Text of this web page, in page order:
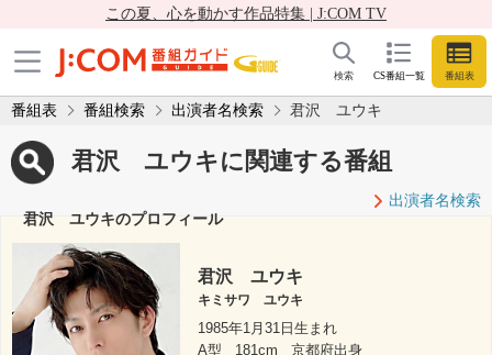
この夏、心を動かす作品特集 | J:COM TV
CS番組一覧 番組表
検索
番組表 番組検索 出演者名検索 君沢 ユウキ
君沢 ユウキに関連する番組
出演者名検索
君沢 ユウキのプロフィール
君沢 ユウキ
キミサワ ユウキ
1985年1月31日生まれ
A型
181cm
京都府出身